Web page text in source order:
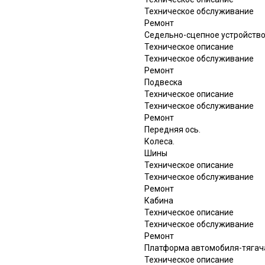
Техническое обслуживание
Ремонт
Седельно-сцепное устройство
Техническое описание
Техническое обслуживание
Ремонт
Подвеска
Техническое описание
Техническое обслуживание
Ремонт
Передняя ось.
Колеса.
Шины
Техническое описание
Техническое обслуживание
Ремонт
Кабина
Техническое описание
Техническое обслуживание
Ремонт
Платформа автомобиля-
Техническое описание